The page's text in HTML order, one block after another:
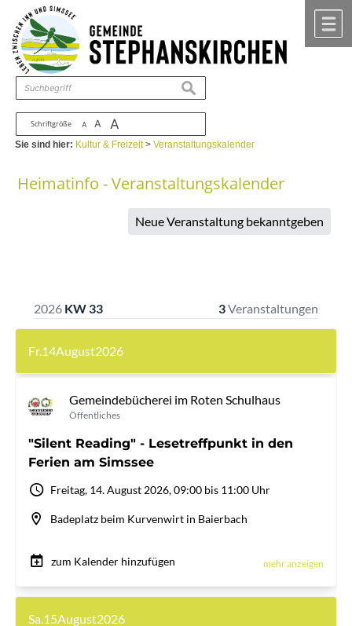
Zum Inhalt ,zur Navigation
Schriftgröße A A A
suchen
Sie sind hier: Kultur & Freizeit>Veranstaltungskalender
Heimatinfo - Veranstaltungskalender